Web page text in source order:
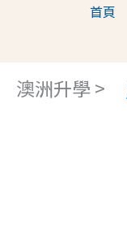
首頁
澳洲升學 >